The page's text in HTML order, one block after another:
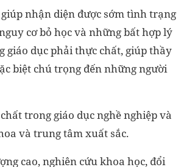
nhận diện được sớm tình trạng
cơ bỏ học và những bất hợp lý
giáo dục phải thực chất, giúp thầy
biệt chú trọng đến những người
trong giáo dục nghề nghiệp và
và trung tâm xuất sắc.
cao, nghiên cứu khoa học, đổi